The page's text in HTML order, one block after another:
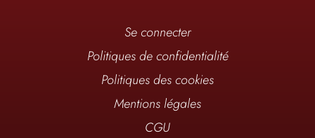
Se connecter
Politiques de confidentialité
Politiques des cookies
Mentions légales
CGU